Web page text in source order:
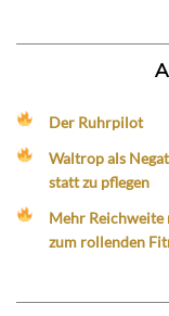
Der Ruhrpilot
Waltrop als
statt zu pflegen
Mehr Reichweite
zum rollenden